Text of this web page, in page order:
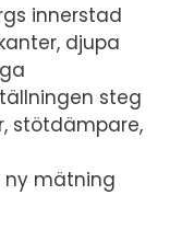
innerstad
djupa
steg
stötdämpare,
ny mätning